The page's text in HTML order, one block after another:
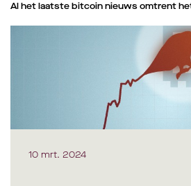
Al het laatste bitcoin nieuws omtrent
10 mrt. 2024